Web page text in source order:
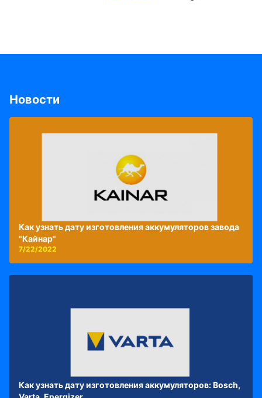
Новости
Как узнать дату изготовления аккумуляторов завода
"Кайнар"
7/22/2022
Как узнать дату изготовления аккумуляторов: Bosch,